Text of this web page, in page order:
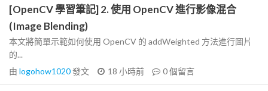
[OpenCV 學習筆記] 2. 使用 OpenCV 進行影像混合
(Image Blending)
本文將簡單示範如何使用 OpenCV 的 addWeighted 方法進行圖片
的...
由 logohow1020發文 18 小時前 0個留言